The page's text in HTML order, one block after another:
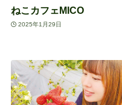
ねこカフェMICO
2025年1月29日